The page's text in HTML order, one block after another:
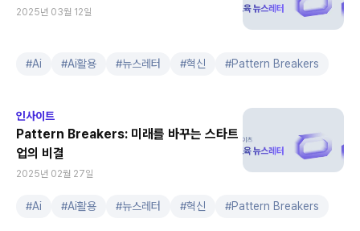
2025년 03월 12일
#Ai #Ai활용 #뉴스레터 #혁신 #Pattern Breakers
인사이트
Pattern Breakers: 미래를 바꾸는 스타트
업의 비결
2025년 02월 27일
#Ai #Ai활용 #뉴스레터 #혁신 #Pattern Breakers